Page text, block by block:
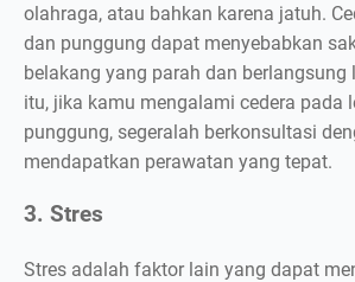
olahraga, atau bahkan karena jatuh.
dan punggung dapat menyebabkan
belakang yang parah dan berlangsung
itu, jika kamu mengalami cedera pada
punggung, segeralah berkonsultasi
mendapatkan perawatan yang tepat.
3. Stres
Stres adalah faktor lain yang dapat